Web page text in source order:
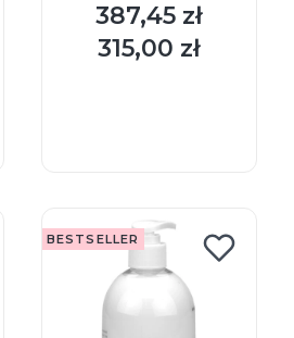
Cena
387,45 zł
Cena
315,00 zł
BESTSELLER